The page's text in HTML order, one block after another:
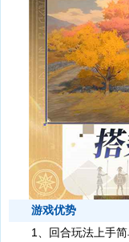
游戏优势
1、回合玩法上手简